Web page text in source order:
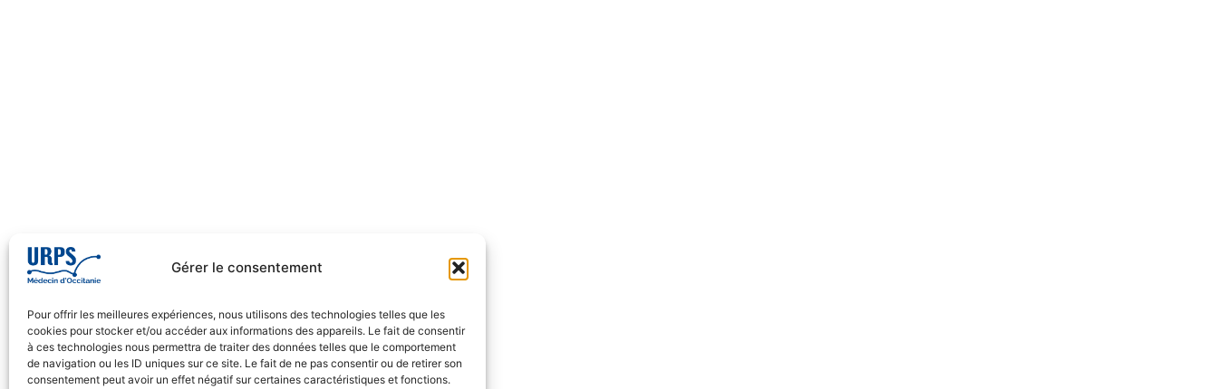
Gérer le consentement
Pour offrir les meilleures expériences, nous utilisons des technologies telles que les
cookies pour stocker et/ou accéder aux informations des appareils. Le fait de consentir
à ces technologies nous permettra de traiter des données telles que le comportement
de navigation ou les ID uniques sur ce site. Le fait de ne pas consentir ou de retirer son
consentement peut avoir un effet négatif sur certaines caractéristiques et fonctions.